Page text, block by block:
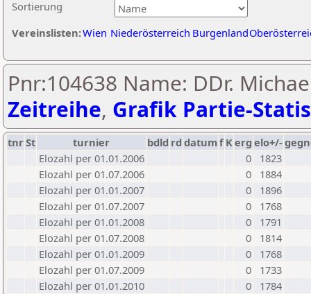
Sortierung
Vereinslisten:Wien Niederösterreich Burgenland
Pnr:104638 Name: DDr.
Zeitreihe, Grafik Partie-
tnrSt turnier bdld rd datumf Kerg elo+/-
Elozahl per 01.01.2006
0
1823
Elozahl per 01.07.2006
0
1884
Elozahl per 01.01.2007
0
1896
Elozahl per 01.07.2007
0
1768
Elozahl per 01.01.2008
0
1791
Elozahl per 01.07.2008
0
1814
Elozahl per 01.01.2009
0
1768
Elozahl per 01.07.2009
0
1733
Elozahl per 01.01.2010
0
1784